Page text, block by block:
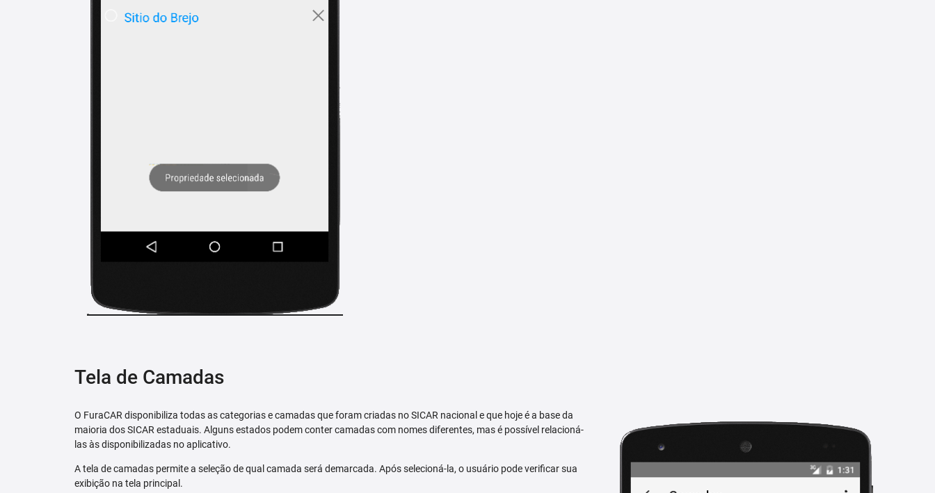
Tela de Camadas
O FuraCAR disponibiliza todas as categorias e camadas que foram criadas no SICAR nacional e que hoje é a base da
maioria dos SICAR estaduais. Alguns estados podem conter camadas com nomes diferentes, mas é possível relacioná-
las às disponibilizadas no aplicativo.
A tela de camadas permite a seleção de qual camada será demarcada. Após selecioná-la, o usuário pode verificar sua
exibição na tela principal.